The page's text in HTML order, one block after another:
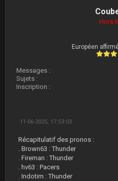
Hors
Européen
Messages :
Sujets :
Inscription :
11-06-2025, 17:53:03
Récapitulatif des pronos :
. Brown63 : Thunder
. Fireman : Thunder
. hv63 : Pacers
. Indotim : Thunder